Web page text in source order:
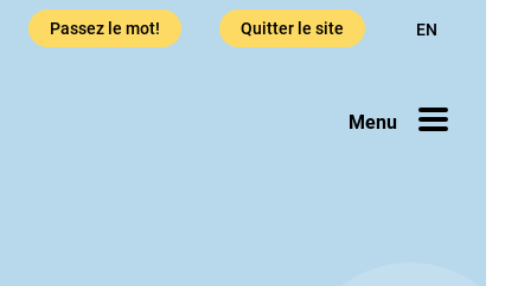
Passez le mot! Quitter le site EN
cas
Menu